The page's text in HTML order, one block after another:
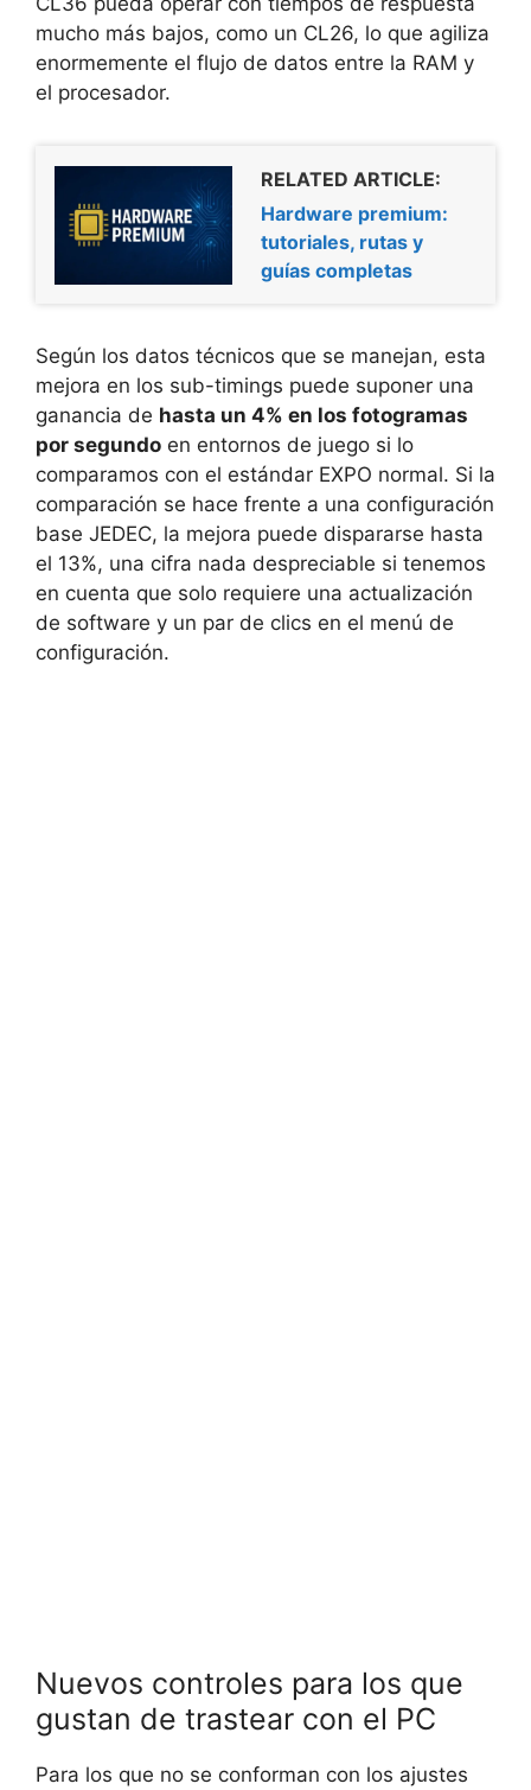
mucho más bajos, como un CL26, lo que agiliza
enormemente el flujo de datos entre la RAM y
el procesador.
RELATED ARTICLE:
Hardware premium:
tutoriales, rutas y
guías completas
Según los datos técnicos que se manejan, esta
mejora en los sub-timings puede suponer una
ganancia de hasta un 4% en los fotogramas
por segundo en entornos de juego si lo
comparamos con el estándar EXPO normal. Si la
comparación se hace frente a una configuración
base JEDEC, la mejora puede dispararse hasta
el 13%, una cifra nada despreciable si tenemos
en cuenta que solo requiere una actualización
de software y un par de clics en el menú de
configuración.
Nuevos controles para los que
gustan de trastear con el PC
Para los que no se conforman con los ajustes